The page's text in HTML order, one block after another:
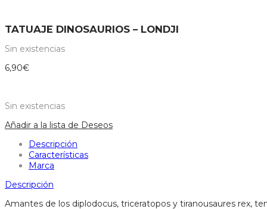
TATUAJE DINOSAURIOS – LONDJI
Sin existencias
6,90€
Sin existencias
Añadir a la lista de Deseos
Descripción
Características
Marca
Descripción
Amantes de los diplodocus, triceratopos y tiranousaures rex,